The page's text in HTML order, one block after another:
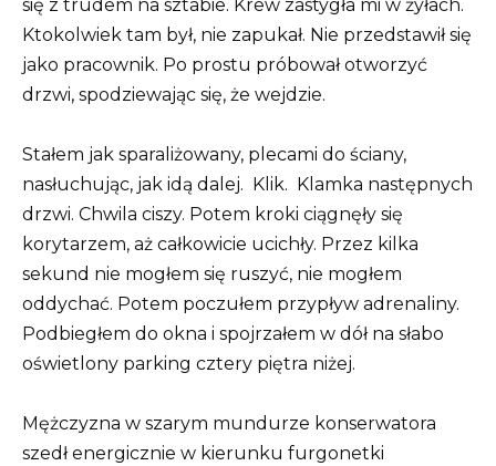
się z trudem na sztabie. Krew zastygła mi w żyłach.
Ktokolwiek tam był, nie zapukał. Nie przedstawił się
jako pracownik. Po prostu próbował otworzyć
drzwi, spodziewając się, że wejdzie.
Stałem jak sparaliżowany, plecami do ściany,
nasłuchując, jak idą dalej. Klik. Klamka następnych
drzwi. Chwila ciszy. Potem kroki ciągnęły się
korytarzem, aż całkowicie ucichły. Przez kilka
sekund nie mogłem się ruszyć, nie mogłem
oddychać. Potem poczułem przypływ adrenaliny.
Podbiegłem do okna i spojrzałem w dół na słabo
oświetlony parking cztery piętra niżej.
Mężczyzna w szarym mundurze konserwatora
szedł energicznie w kierunku furgonetki